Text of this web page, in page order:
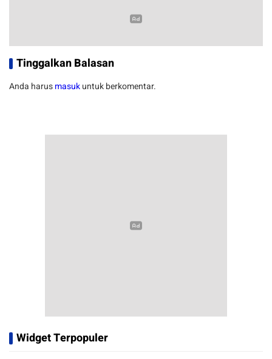
Tinggalkan Balasan
Anda harusmasukuntuk berkomentar.
Widget Terpopuler